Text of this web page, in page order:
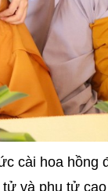
cài hoa
và phụ tử